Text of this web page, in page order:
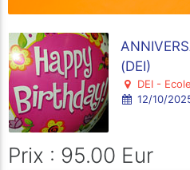
(DEI)
DEI -
12/10/
Prix : 95.00 Eur